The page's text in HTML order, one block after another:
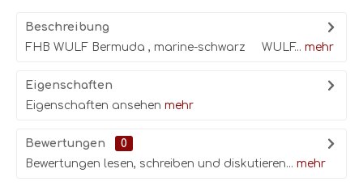
Beschreibung
FHB WULF Bermuda , marine-schwarz WULF... mehr
Eigenschaften
Eigenschaften ansehen mehr
Bewertungen
0
Bewertungen lesen, schreiben und diskutieren... mehr